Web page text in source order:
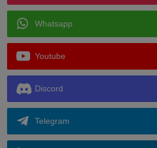
Whatsapp
Youtube
Discord
Telegram